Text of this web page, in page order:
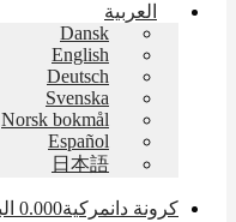
العربية
Dansk
English
Deutsch
Svenska
Norsk bokmål
Español
日本語
كرونة دانمركية 0.000 البند